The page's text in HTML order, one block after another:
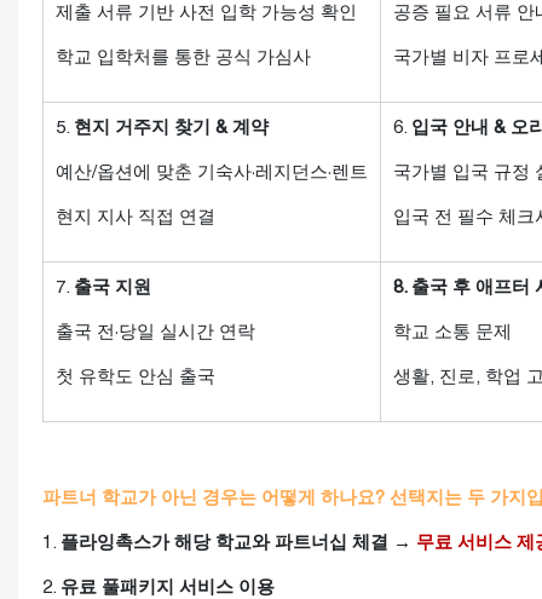
제출 서류 기반 사전 입학 가능성 확인
학교 입학처를 통한 공식 가심사
공증 필요 서류 안
국가별 비자 프로
5. 현지 거주지 찾기 & 계약
예산/옵션에 맞춘 기숙사·레지던스·렌트
현지 지사 직접 연결
6. 입국 안내 & 오
국가별 입국 규정
입국 전 필수 체크
7. 출국 지원
출국 전·당일 실시간 연락
첫 유학도 안심 출국
8. 출국 후 애프터
학교 소통 문제
생활, 진로, 학업
파트너 학교가 아닌 경우는 어떻게 하나요? 선택지는 두 가지
1. 플라잉촉스가 해당 학교와 파트너십 체결 → 무료 서비스 제
2. 유료 풀패키지 서비스 이용